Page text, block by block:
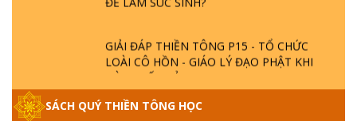
GIẢI ĐÁP THIỀN TÔNG P15 - TỔ CHỨC
LOÀI CÔ HỒN - GIÁO LÝ ĐẠO PHẬT KHI
NÀO XUẤT BẢN
GIẢI ĐÁP THIỀN TÔNG ĐẶC BIỆT - P14 -
SÁCH QUÝ THIỀN TÔNG HỌC